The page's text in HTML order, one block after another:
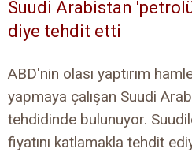
Suudi Arabistan
diye tehdit etti
ABD'nin olası yaptırım
yapmaya çalışan Suudi
tehdidinde bulunuyor.
fiyatını katlamakla tehdit